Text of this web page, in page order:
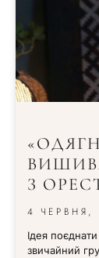
З
4 ЧЕРВНЯ,
Ідея
звичайний